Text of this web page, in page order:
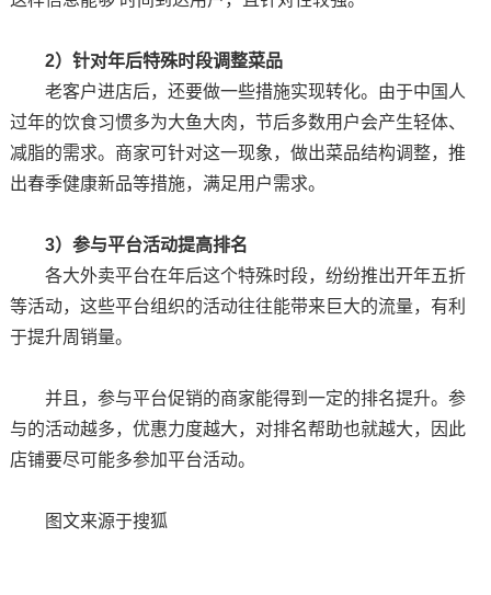
2）针对年后特殊时段调整菜品
老客户进店后，还要做一些措施实现转化。由于中国人
过年的饮食习惯多为大鱼大肉，节后多数用户会产生轻体、
减脂的需求。商家可针对这一现象，做出菜品结构调整，推
出春季健康新品等措施，满足用户需求。
3）参与平台活动提高排名
各大外卖平台在年后这个特殊时段，纷纷推出开年五折
等活动，这些平台组织的活动往往能带来巨大的流量，有利
于提升周销量。
并且，参与平台促销的商家能得到一定的排名提升。参
与的活动越多，优惠力度越大，对排名帮助也就越大，因此
店铺要尽可能多参加平台活动。
图文来源于搜狐